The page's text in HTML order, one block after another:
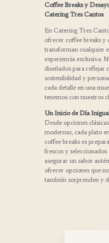
Coffee Breaks y
Catering Tres Cantos
En Catering Tres
ofrecer coffee breaks y
transforman cualquier
experiencia exclusiva.
diseñados para reflejar
sostenibilidad y
cada detalle en una
tenemos con nuestros
Un Inicio de Día
Desde opciones
modernas, cada plato
coffee breaks es
frescos y
asegurar un sabor
ofrecer opciones que
también sorprenden y